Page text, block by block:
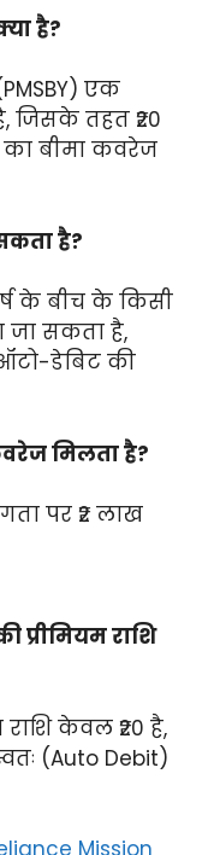
है?
एक
जिसके तहत ₹20
का बीमा कवरेज
है?
के बीच के किसी
जा सकता है,
डेबिट की
मिलता है?
पर ₹2 लाख
प्रीमियम राशि
राशि केवल ₹20 है,
(Auto Debit)
Mission